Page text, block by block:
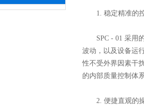
1. 稳定精准的
SPC - 01 采用的
波动，以及设备运
性不受外界因素干
的内部质量控制体
2. 便捷直观的